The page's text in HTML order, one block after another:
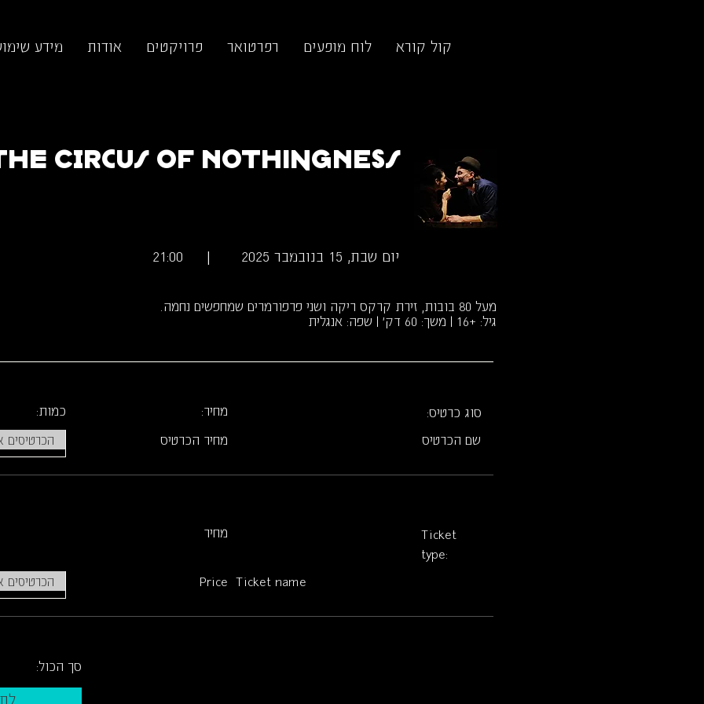
קול קורא לוח מופעים רפרטואר פרויקטים אודות מידע
Circus of Nothingness
21:00 | יום שבת, 15 בנובמבר 2025
מעל 80 בובות, זירת קרקס ריקה ושני פרפורמרים שמחפשים נחמה.
גיל: +16 | משך: 60 דק' | שפה: אנגלית
כמות:
הכרטיסים
מחיר:
מחיר הכרטיס
סוג כרטיס:
שם הכרטיס
הכרטיסים
מחיר
Price
Ticket
type:
Ticket name
סך הכול: